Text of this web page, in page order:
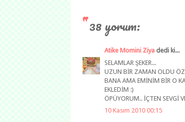
38 yorum:
Atike Momini Ziya dedi ki...
SELAMLAR ŞEKER...
UZUN BİR ZAMAN OLDU
BANA AMA EMİNİM BİR O
EKLEDİM :)
ÖPÜYORUM.. İÇTEN SEVGİ
10 Kasım 2010 00:15